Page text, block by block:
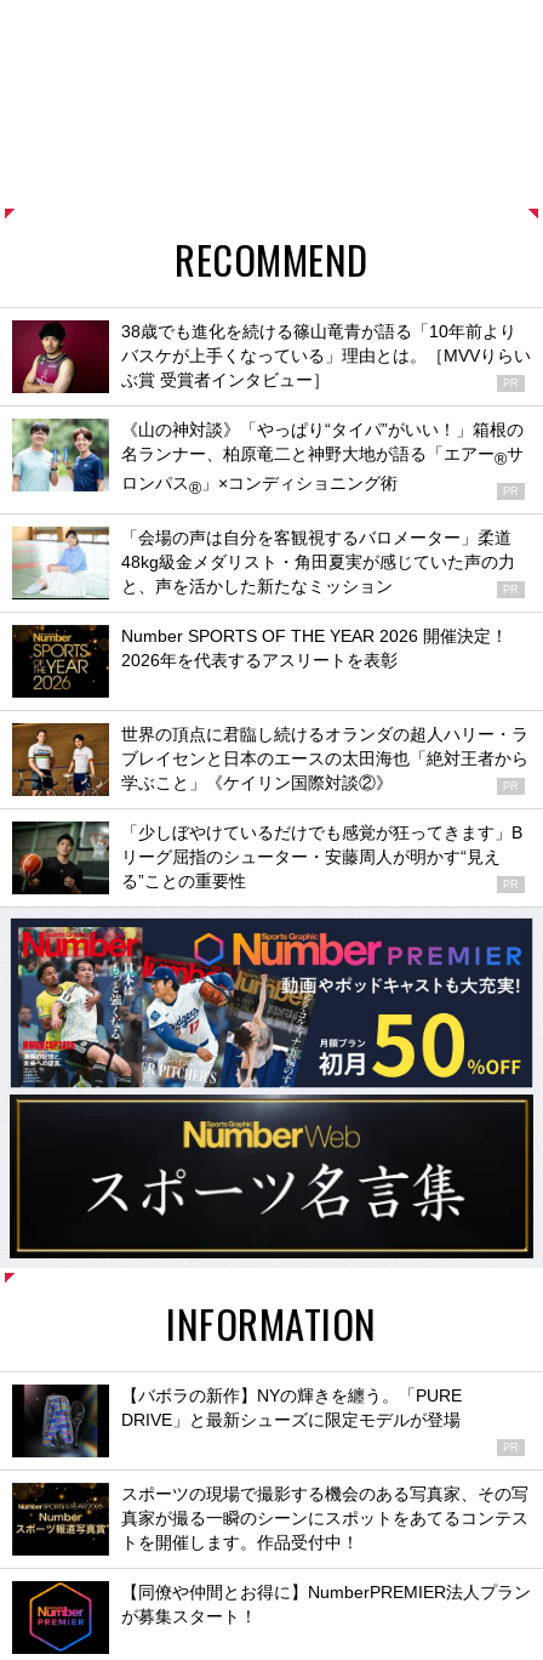
RECOMMEND
38歳でも進化を続ける篠山竜青が語る「10年前より
バスケが上手くなっている」理由とは。［MVVりらい
ぶ賞 受賞者インタビュー］
PR
《山の神対談》「やっぱり“タイパ”がいい！」箱根の
名ランナー、柏原竜二と神野大地が語る「エアー®サ
ロンパス® 」×コンディショニング術 PR
「会場の声は自分を客観視するバロメーター」柔道
48kg級金メダリスト・角田夏実が感じていた声の力
と、声を活かした新たなミッション
PR
Number SPORTS OF THE YEAR 2026 開催決定！
2026年を代表するアスリートを表彰
世界の頂点に君臨し続けるオランダの超人ハリー・ラ
ブレイセンと日本のエースの太田海也「絶対王者から
学ぶこと」《ケイリン国際対談②》
PR
「少しぼやけているだけでも感覚が狂ってきます」B
リーグ屈指のシューター・安藤周人が明かす“見え
る”ことの重要性
PR
INFORMATION
【バボラの新作】NYの輝きを纏う。「PURE
DRIVE」と最新シューズに限定モデルが登場
PR
スポーツの現場で撮影する機会のある写真家、その写
真家が撮る一瞬のシーンにスポットをあてるコンテス
トを開催します。作品受付中！
【同僚や仲間とお得に】NumberPREMIER法人プラン
が募集スタート！